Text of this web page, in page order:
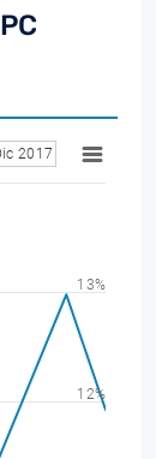
2017
12%
13%